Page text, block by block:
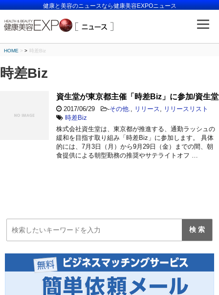
健康と美容のニュースなら健康美容EXPOニュース
HOME > 時差Biz
時差Biz
資生堂が東京都主催「時差Biz」に参加/資生堂
2017/06/29 -その他. リリース
リリースリスト
時差Biz
株式会社資生堂は、東京都が推進する、通勤ラッシュの
緩和を目指す取り組み「時差Biz」に参加します。 具体
的には、7月3日（月）から9月29日（金）までの間、朝
食提供による朝型勤務の推奨やサテライトオフ …